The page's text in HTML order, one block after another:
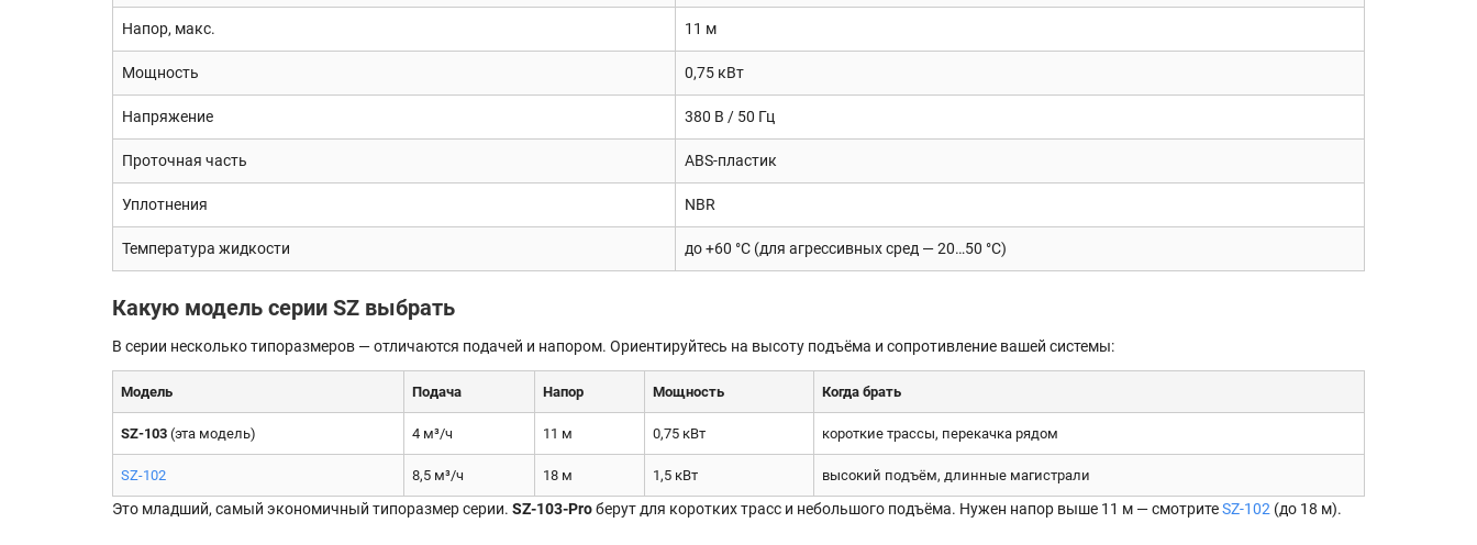
Напор, макс. 11 м
Мощность 0,75 кВт
Напряжение 380 В / 50 Гц
Проточная часть ABS-пластик
Уплотнения NBR
Температура жидкости до +60 °C (для агрессивных сред — 20…50 °C)
Какую модель серии SZ выбрать
В серии несколько типоразмеров — отличаются подачей и напором. Ориентируйтесь на высоту подъёма и сопротивление вашей системы:
Модель Подача Напор Мощность Когда брать
SZ-103 (эта модель) 4 м³/ч 11 м 0,75 кВт короткие трассы, перекачка рядом
SZ-102 8,5 м³/ч 18 м 1,5 кВт высокий подъём, длинные магистрали
Это младший, самый экономичный типоразмер серии. SZ-103-Proберут для коротких трасс и небольшого подъёма. Нужен напор выше 11 м — смотритеSZ-102 (до 18 м).